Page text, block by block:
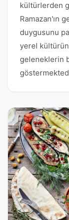
kültürlerden
Ramazan'ın
duygusunu
yerel
geleneklerin